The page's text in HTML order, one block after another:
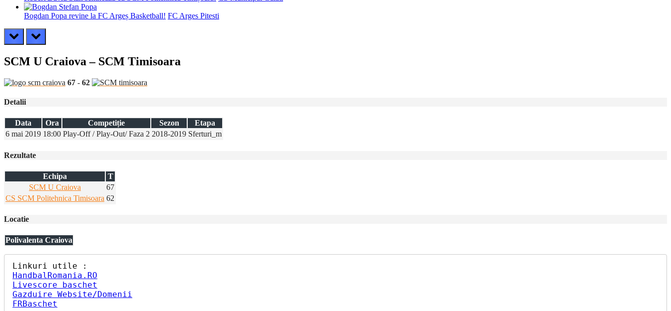
Bogdan Popa revine la FC Argeș Basketball! FC Arges Pitesti
prev next
SCM U Craiova – SCM Timisoara
67 - 62
Detalii
Data Ora Competiție Sezon
Etapa
6 mai 2019 18:00 Play-Off / Play-Out/ Faza 2 2018-2019 Sferturi_m
Rezultate
Echipa
T
SCM U Craiova
67
CS SCM Politehnica Timisoara 62
Locatie
Polivalenta Craiova
HandbalRomania.RO
Livescore baschet
Gazduire Website/Domenii
FRBaschet